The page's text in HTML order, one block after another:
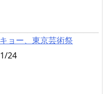
ョー、東京芸術祭
24